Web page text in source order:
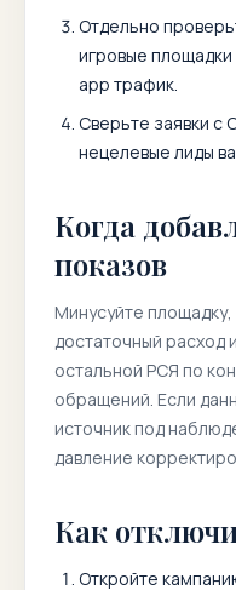
Отдельно
игровые
app трафик.
Сверьте заявки с
нецелевые лиды
Когда
показов
Минусуйте
достаточный расход
остальной РСЯ по
обращений. Если
источник под
давление
Как
Откройте